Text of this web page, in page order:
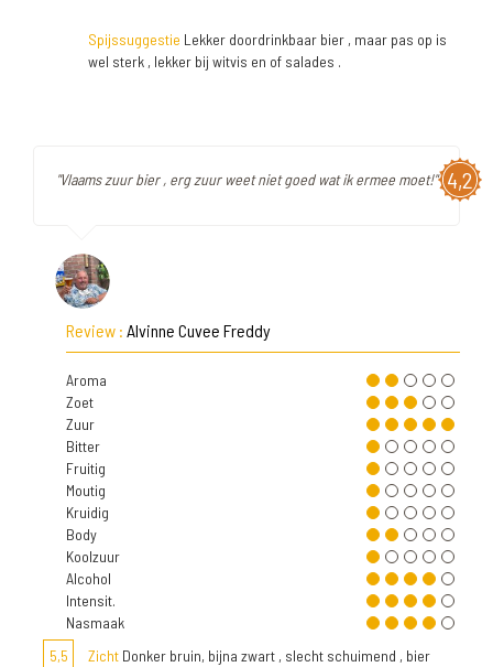
Spijssuggestie Lekker doordrinkbaar bier , maar pas op is
wel sterk , lekker bij witvis en of salades .
4,2
"Vlaams zuur bier , erg zuur weet niet goed wat ik ermee moet!"
Review : Alvinne Cuvee Freddy
Aroma
Zoet
Zuur
Bitter
Fruitig
Moutig
Kruidig
Body
Koolzuur
Alcohol
Intensit.
Nasmaak
5,5
Zicht Donker bruin, bijna zwart , slecht schuimend , bier